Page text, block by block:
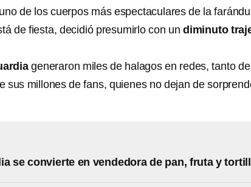
de los cuerpos más espectaculares de la
de fiesta, decidió presumirlo con un diminuto
generaron miles de halagos en redes, tanto
sus millones de fans, quienes no dejan de
se convierte en vendedora de pan, fruta y